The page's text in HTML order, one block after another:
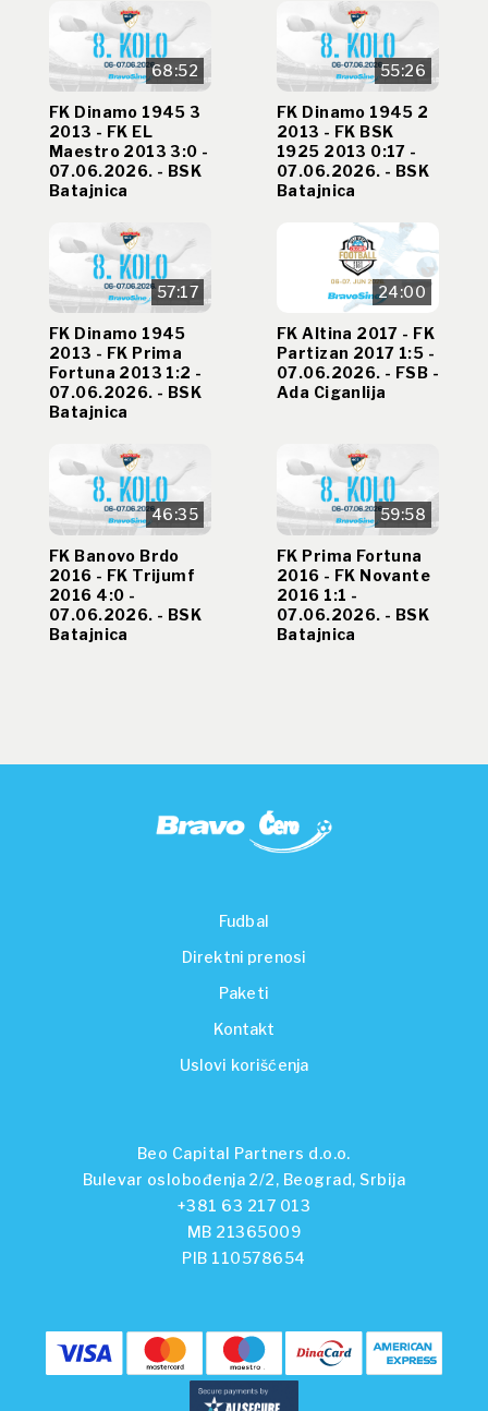
68:52
FK Dinamo 1945 3
2013 - FK EL
Maestro 2013 3:0 -
07.06.2026. - BSK
Batajnica
55:26
FK Dinamo 1945 2
2013 - FK BSK
1925 2013 0:17 -
07.06.2026. - BSK
Batajnica
57:17
FK Dinamo 1945
2013 - FK Prima
Fortuna 2013 1:2 -
07.06.2026. - BSK
Batajnica
24:00
FK Altina 2017 - FK
Partizan 2017 1:5 -
07.06.2026. - FSB -
Ada Ciganlija
46:35
FK Banovo Brdo
2016 - FK Trijumf
2016 4:0 -
07.06.2026. - BSK
Batajnica
59:58
FK Prima Fortuna
2016 - FK Novante
2016 1:1 -
07.06.2026. - BSK
Batajnica
Fudbal
Direktni prenosi
Paketi
Kontakt
Uslovi korišćenja
Beo Capital Partners d.o.o.
Bulevar oslobođenja 2/2, Beograd, Srbija
+381 63 217 013
MB 21365009
PIB 110578654